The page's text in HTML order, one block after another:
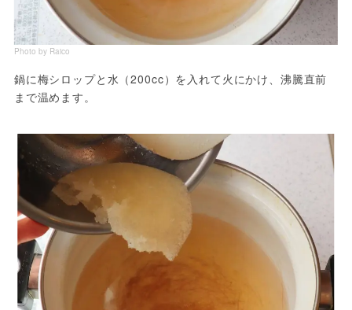
Photo by Raico
鍋に梅シロップと水（200cc）を入れて火にかけ、沸騰直前
まで温めます。